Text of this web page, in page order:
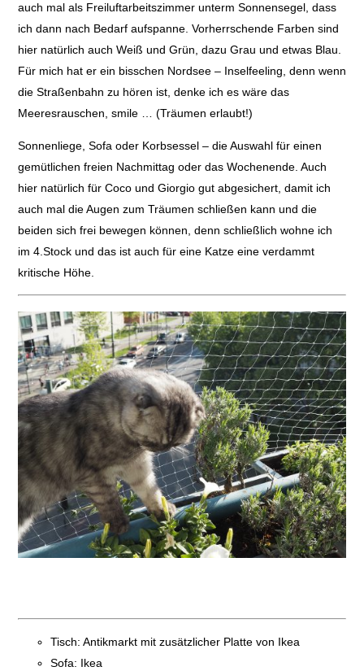
auch mal als Freiluftarbeitszimmer unterm Sonnensegel, dass
ich dann nach Bedarf aufspanne. Vorherrschende Farben sind
hier natürlich auch Weiß und Grün, dazu Grau und etwas Blau.
Für mich hat er ein bisschen Nordsee – Inselfeeling, denn wenn
die Straßenbahn zu hören ist, denke ich es wäre das
Meeresrauschen, smile … (Träumen erlaubt!)
Sonnenliege, Sofa oder Korbsessel – die Auswahl für einen
gemütlichen freien Nachmittag oder das Wochenende. Auch
hier natürlich für Coco und Giorgio gut abgesichert, damit ich
auch mal die Augen zum Träumen schließen kann und die
beiden sich frei bewegen können, denn schließlich wohne ich
im 4.Stock und das ist auch für eine Katze eine verdammt
kritische Höhe.
Tisch: Antikmarkt mit zusätzlicher Platte von Ikea
Sofa: Ikea